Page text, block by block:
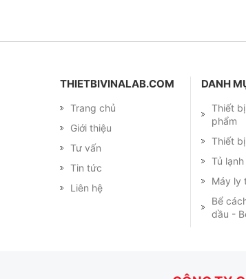
THIETBIVINALAB.COM
Trang chủ
Giới thiệu
Tư vấn
Tin tức
Liên hệ
DANH
Thiết
phẩm
Thiết
Tủ
Máy ly
Bể
dầu -